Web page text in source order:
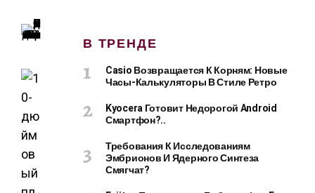
В ТРЕНДЕ
Casio Возвращается К Корням: Новые
Часы-Калькуляторы В Стиле Ретро
Kyocera Готовит Недорогой Android
Смартфон?..
Требования К Исследованиям
Эмбрионов И Ядерного Синтеза
Смягчат?